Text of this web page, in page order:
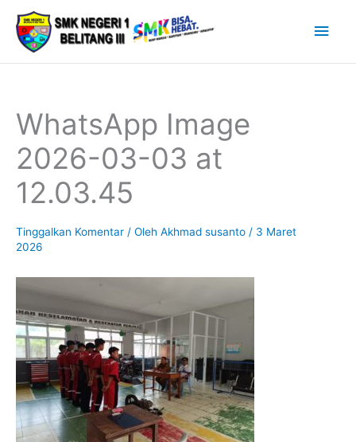
Lewati
konten
WhatsApp Image
2026-03-03 at
12.03.45
Tinggalkan Komentar / Oleh Akhmad susanto / 3 Maret
2026